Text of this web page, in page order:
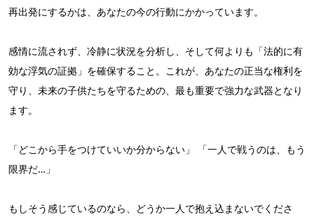
再出発にするかは、あなたの今の行動にかかっています。
感情に流されず、冷静に状況を分析し、そして何よりも「法的に有
効な浮気の証拠」を確保すること。これが、あなたの正当な権利を
守り、未来の子供たちを守るための、最も重要で強力な武器となり
ます。
「どこから手をつけていいか分からない」 「一人で戦うのは、もう
限界だ…」
もしそう感じているのなら、どうか一人で抱え込まないでくださ